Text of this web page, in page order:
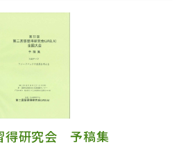
得研究会 予稿集